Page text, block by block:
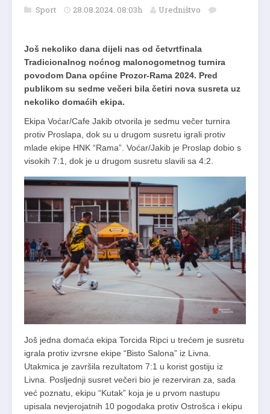
Sport 28.08.2024. 08:03h Uredništvo
Još nekoliko dana dijeli nas od četvrtfinala
Tradicionalnog noćnog malonogometnog turnira
povodom Dana općine Prozor-Rama 2024. Pred
publikom su sedme večeri bila četiri nova susreta uz
nekoliko domaćih ekipa.
Ekipa Voćar/Cafe Jakib otvorila je sedmu večer turnira
protiv Proslapa, dok su u drugom susretu igrali protiv
mlade ekipe HNK “Rama”. Voćar/Jakib je Proslap dobio s
visokih 7:1, dok je u drugom susretu slavili sa 4:2.
Još jedna domaća ekipa Torcida Ripci u trećem je susretu
igrala protiv izvrsne ekipe “Bisto Salona” iz Livna.
Utakmica je završila rezultatom 7:1 u korist gostiju iz
Livna. Posljednji susret večeri bio je rezerviran za, sada
već poznatu, ekipu “Kutak” koja je u prvom nastupu
upisala nevjerojatnih 10 pogodaka protiv Ostrošca i ekipu